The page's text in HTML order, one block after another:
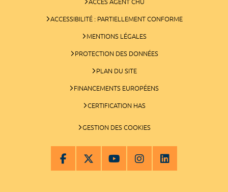
ACCESSIBILITÉ : PARTIELLEMENT CONFORME
MENTIONS LÉGALES
PROTECTION DES DONNÉES
PLAN DU SITE
FINANCEMENTS EUROPÉENS
CERTIFICATION HAS
GESTION DES COOKIES